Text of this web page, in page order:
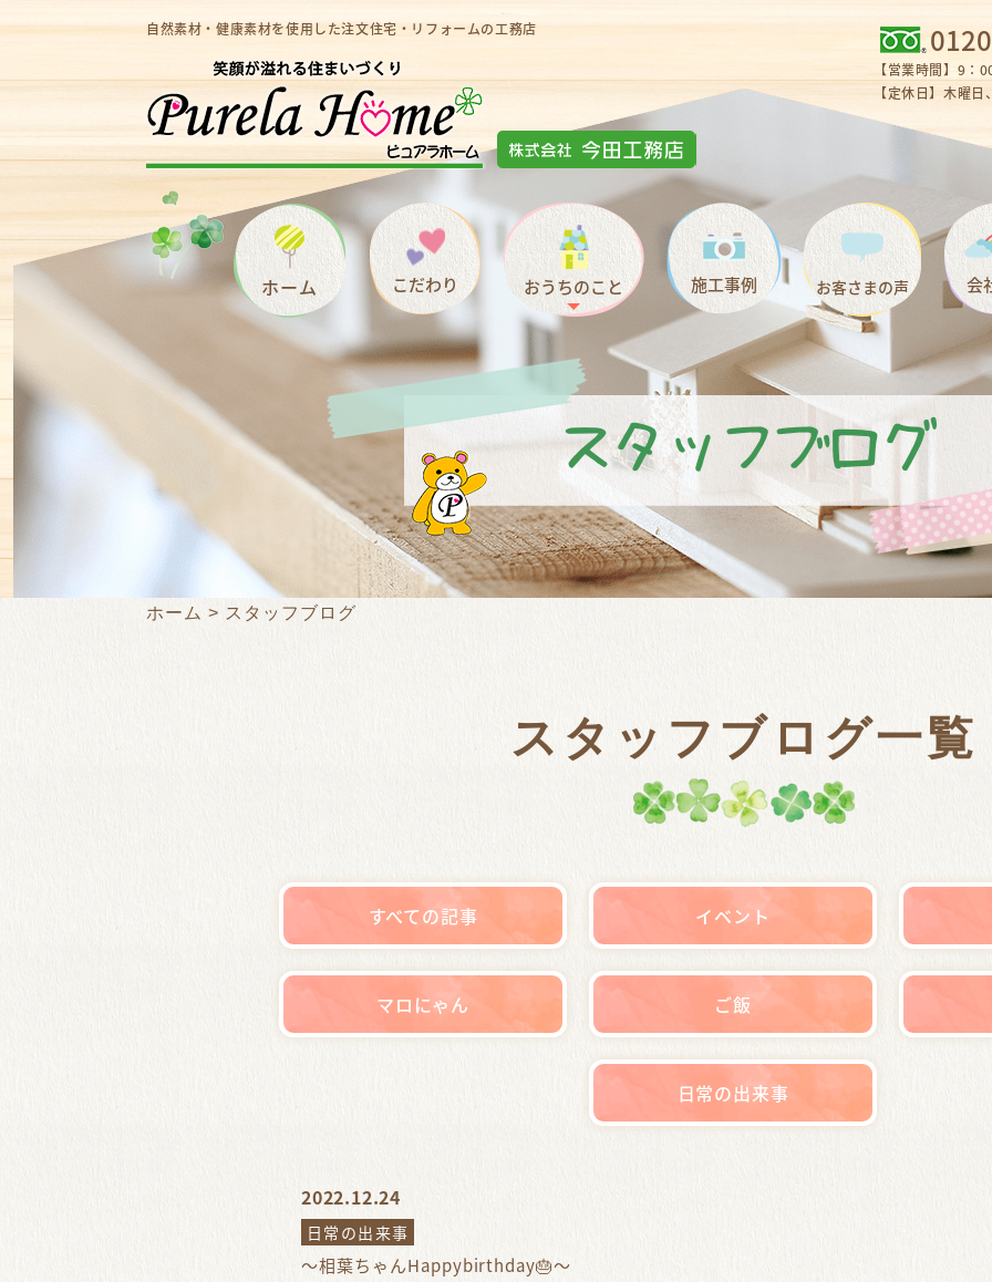
自然素材・健康素材を使用した注文住宅・リフォームの工務店
【営業時間】9：
【定休日】木曜
ホーム こだわり おうちのこと 施工事例 お客さまの声 会
スタッフブログ
ホーム スタッフブログ
スタッフブログ一覧
すべての記事 イベント
マロにゃん ご飯
日常の出来事
2022.12.24
日常の出来事
～相葉ちゃんHappybirthday🎂～